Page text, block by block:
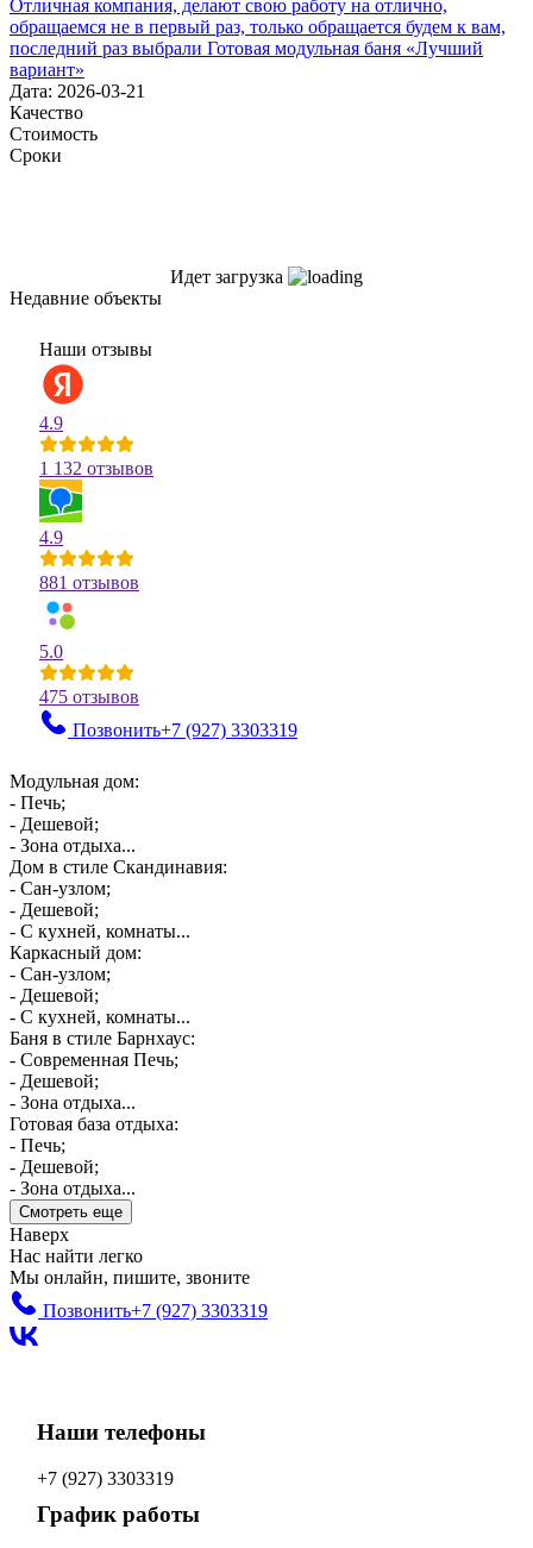
Отличная компания, делают свою работу на отлично,
обращаемся не в первый раз, только обращается будем к вам,
последний раз выбрали Готовая модульная баня «Лучший
вариант»
Дата: 2026-03-21
Качество
Стоимость
Сроки
Идет загрузка
Недавние объекты
Наши отзывы
4.9
1 132 отзывов
4.9
881 отзывов
5.0
475 отзывов
Позвонить+7 (927) 3303319
Модульная дом:
- Печь;
- Дешевой;
- Зона отдыха...
Дом в стиле Скандинавия:
- Сан-узлом;
- Дешевой;
- С кухней, комнаты...
Каркасный дом:
- Сан-узлом;
- Дешевой;
- С кухней, комнаты...
Баня в стиле Барнхаус:
- Современная Печь;
- Дешевой;
- Зона отдыха...
Готовая база отдыха:
- Печь;
- Дешевой;
- Зона отдыха...
Смотреть еще
Наверх
Нас найти легко
Мы онлайн, пишите, звоните
Позвонить+7 (927) 3303319
Наши телефоны
+7 (927) 3303319
График работы